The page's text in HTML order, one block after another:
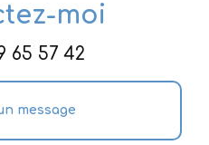
moi
65 57 42
message